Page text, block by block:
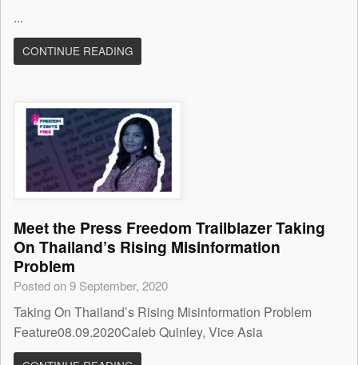
...
CONTINUE READING
Meet the Press Freedom Trailblazer Taking
On Thailand’s Rising Misinformation
Problem
Posted on 9 September, 2020
Taking On Thailand’s Rising Misinformation Problem
Feature08.09.2020Caleb Quinley, Vice Asia